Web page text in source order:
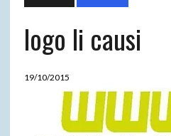
logo li causi
19/10/2015